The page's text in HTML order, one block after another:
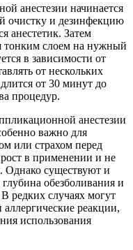
анестезии начинается
очистку и дезинфекцию
анестетик. Затем
тонким слоем на нужный
в зависимости от
от нескольких
от 30 минут до
процедур.
анестезии
важно для
или страхом перед
в применении и не
Однако существуют и
обезболивания и
редких случаях могут
реакции,
использования